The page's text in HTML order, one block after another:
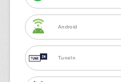
Android
TuneIn